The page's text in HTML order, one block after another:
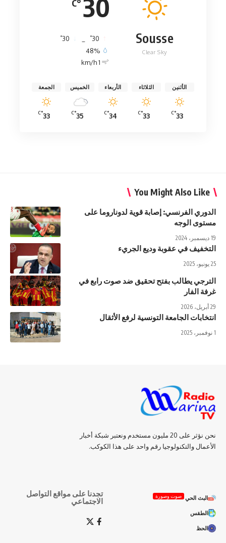
30
°C
Sousse
Clear Sky
30
°
30
°
48%
1 km/h
الأثنين
33
°C
الثلاثاء
33
°C
الأربعاء
34
°C
الخميس
35
°C
الجمعة
33
°C
You Might Also Like
الدوري الفرنسي: إصابة قوية لدوناروما على
مستوى الوجه
19 ديسمبر، 2024
التخفيف في عقوبة وديع الجريء
25 يونيو، 2025
الترجي يطالب بفتح تحقيق ضد صوت رابع في
غرفة الفار
29 أبريل، 2026
انتخابات الجامعة التونسية لرفع الأثقال
1 نوفمبر، 2025
نحن نؤثر على 20 مليون مستخدم ونعتبر شبكة أخبار
الأعمال والتكنولوجيا رقم واحد على هذا الكوكب.
البث الحي صوت وصورة
الطقس
الحظ
تجدنا على مواقع التواصل
الاجتماعي